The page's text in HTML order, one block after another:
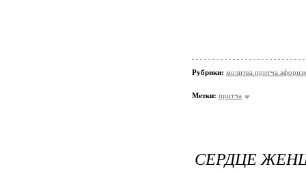
Рубрики:
Метки: притча
СЕРДЦЕ